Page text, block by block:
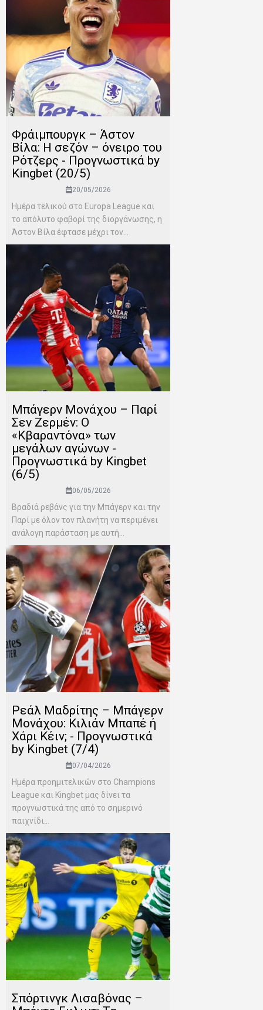
Φράιμπουργκ – Άστον
Βίλα: Η σεζόν – όνειρο του
Ρότζερς - Προγνωστικά by
Kingbet (20/5)
20/05/2026
Ημέρα τελικού στο Europa League και
το απόλυτο φαβορί της διοργάνωσης, η
Άστον Βίλα έφτασε μέχρι τον...
Μπάγερν Μονάχου – Παρί
Σεν Ζερμέν: Ο
«Κβαραντόνα» των
μεγάλων αγώνων -
Προγνωστικά by Kingbet
(6/5)
06/05/2026
Βραδιά ρεβάνς για την Μπάγερν και την
Παρί με όλον τον πλανήτη να περιμένει
ανάλογη παράσταση με αυτή...
Ρεάλ Μαδρίτης – Μπάγερν
Μονάχου: Κιλιάν Μπαπέ ή
Χάρι Κέιν; - Προγνωστικά
by Kingbet (7/4)
07/04/2026
Ημέρα προημιτελικών στο Champions
League και Kingbet μας δίνει τα
προγνωστικά της από το σημερινό
παιχνίδι...
Σπόρτινγκ Λισαβόνας –